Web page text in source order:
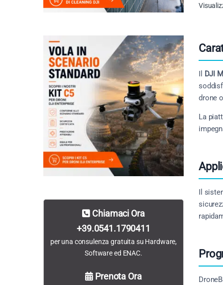
Il DJI
drone
La
Il
Chiamaci Ora
+39.0541.1790411
per una consulenza gratuita su Hardware,
Software ed ENAC.
Prenota Ora